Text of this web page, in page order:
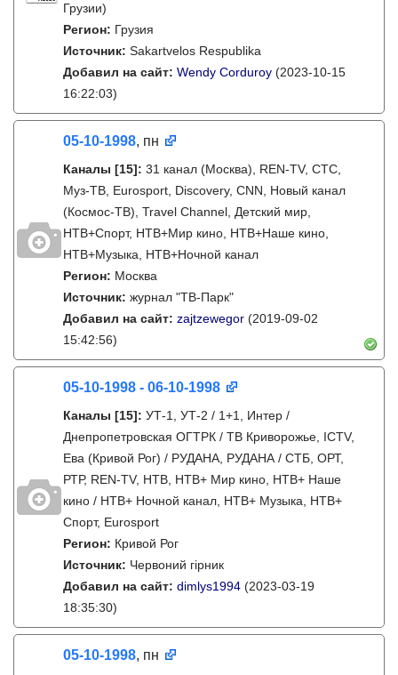
Грузии)
Регион: Грузия
Источник: Sakartvelos Respublika
Добавил на сайт: Wendy Corduroy (2023-10-15
16:22:03)
05-10-1998, пн
Каналы [15]: 31 канал (Москва), REN-TV, СТС,
Муз-ТВ, Eurosport, Discovery, CNN, Новый канал
(Космос-ТВ), Travel Channel, Детский мир,
НТВ+Спорт, НТВ+Мир кино, НТВ+Наше кино,
НТВ+Музыка, НТВ+Ночной канал
Регион: Москва
Источник: журнал "ТВ-Парк"
Добавил на сайт: zajtzewegor (2019-09-02
15:42:56)
05-10-1998 - 06-10-1998
Каналы [15]: УТ-1, УТ-2 / 1+1, Интер /
Днепропетровская ОГТРК / ТВ Криворожье, ICTV,
Ева (Кривой Рог) / РУДАНА, РУДАНА / СТБ, ОРТ,
РТР, REN-TV, НТВ, НТВ+ Мир кино, НТВ+ Наше
кино / НТВ+ Ночной канал, НТВ+ Музыка, НТВ+
Спорт, Eurosport
Регион: Кривой Рог
Источник: Червоний гірник
Добавил на сайт: dimlys1994 (2023-03-19
18:35:30)
05-10-1998, пн